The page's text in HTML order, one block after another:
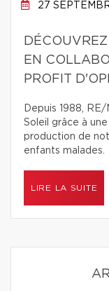
27
EN
PROFIT
Depuis 1988,
Soleil grâce à
production de
enfants malades.
LIRE LA SUITE